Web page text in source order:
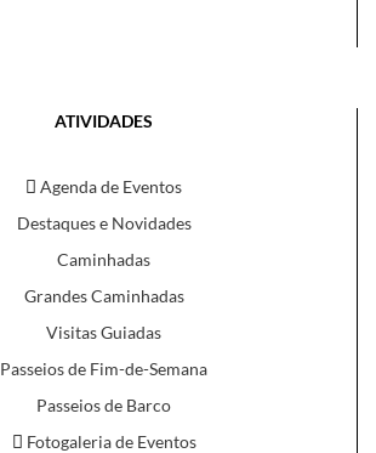
ATIVIDADES
Agenda de Eventos
Destaques e Novidades
Caminhadas
Grandes Caminhadas
Visitas Guiadas
Passeios de Fim-de-Semana
Passeios de Barco
Fotogaleria de Eventos